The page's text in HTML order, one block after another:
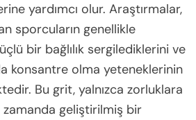
yardımcı olur. Araştırmalar,
sporcuların genellikle
bir bağlılık sergilediklerini ve
konsantre olma yeteneklerinin
Bu grit, yalnızca zorluklara
zamanda geliştirilmiş bir